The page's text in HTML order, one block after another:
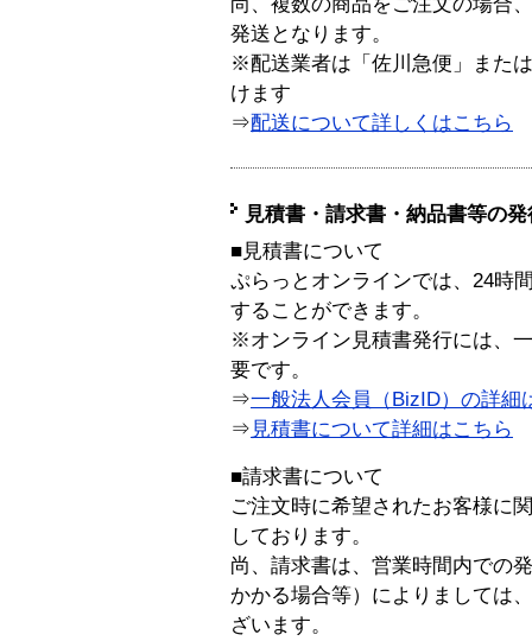
発送となります。
※配送業者は「佐川急便」また
けます
⇒配送について詳しくはこちら
見積書・請求書・納品書等の
■見積書について
ぷらっとオンラインでは、24時
することができます。
※オンライン見積書発行には、
要です。
⇒一般法人会員（BizID）の詳細
⇒ 見積書について詳細はこちら
■請求書について
ご注文時に希望されたお客様に
しております。
尚、請求書は、営業時間内での
かかる場合等）によりましては
ざいます。